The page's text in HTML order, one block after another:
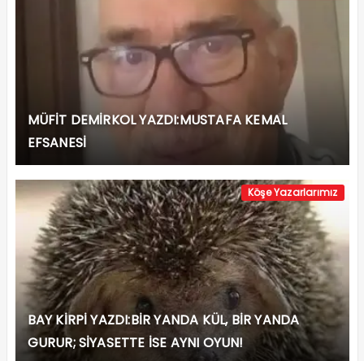
MÜFİT DEMİRKOL YAZDI:MUSTAFA KEMAL
EFSANESİ
Köşe Yazarlarımız
BAY KİRPİ YAZDI:BİR YANDA KÜL, BİR YANDA
GURUR; SİYASETTE İSE AYNI OYUN!